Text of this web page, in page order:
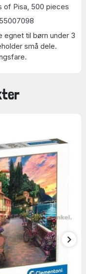
of Pisa, 500 pieces
til børn under 3
små dele.